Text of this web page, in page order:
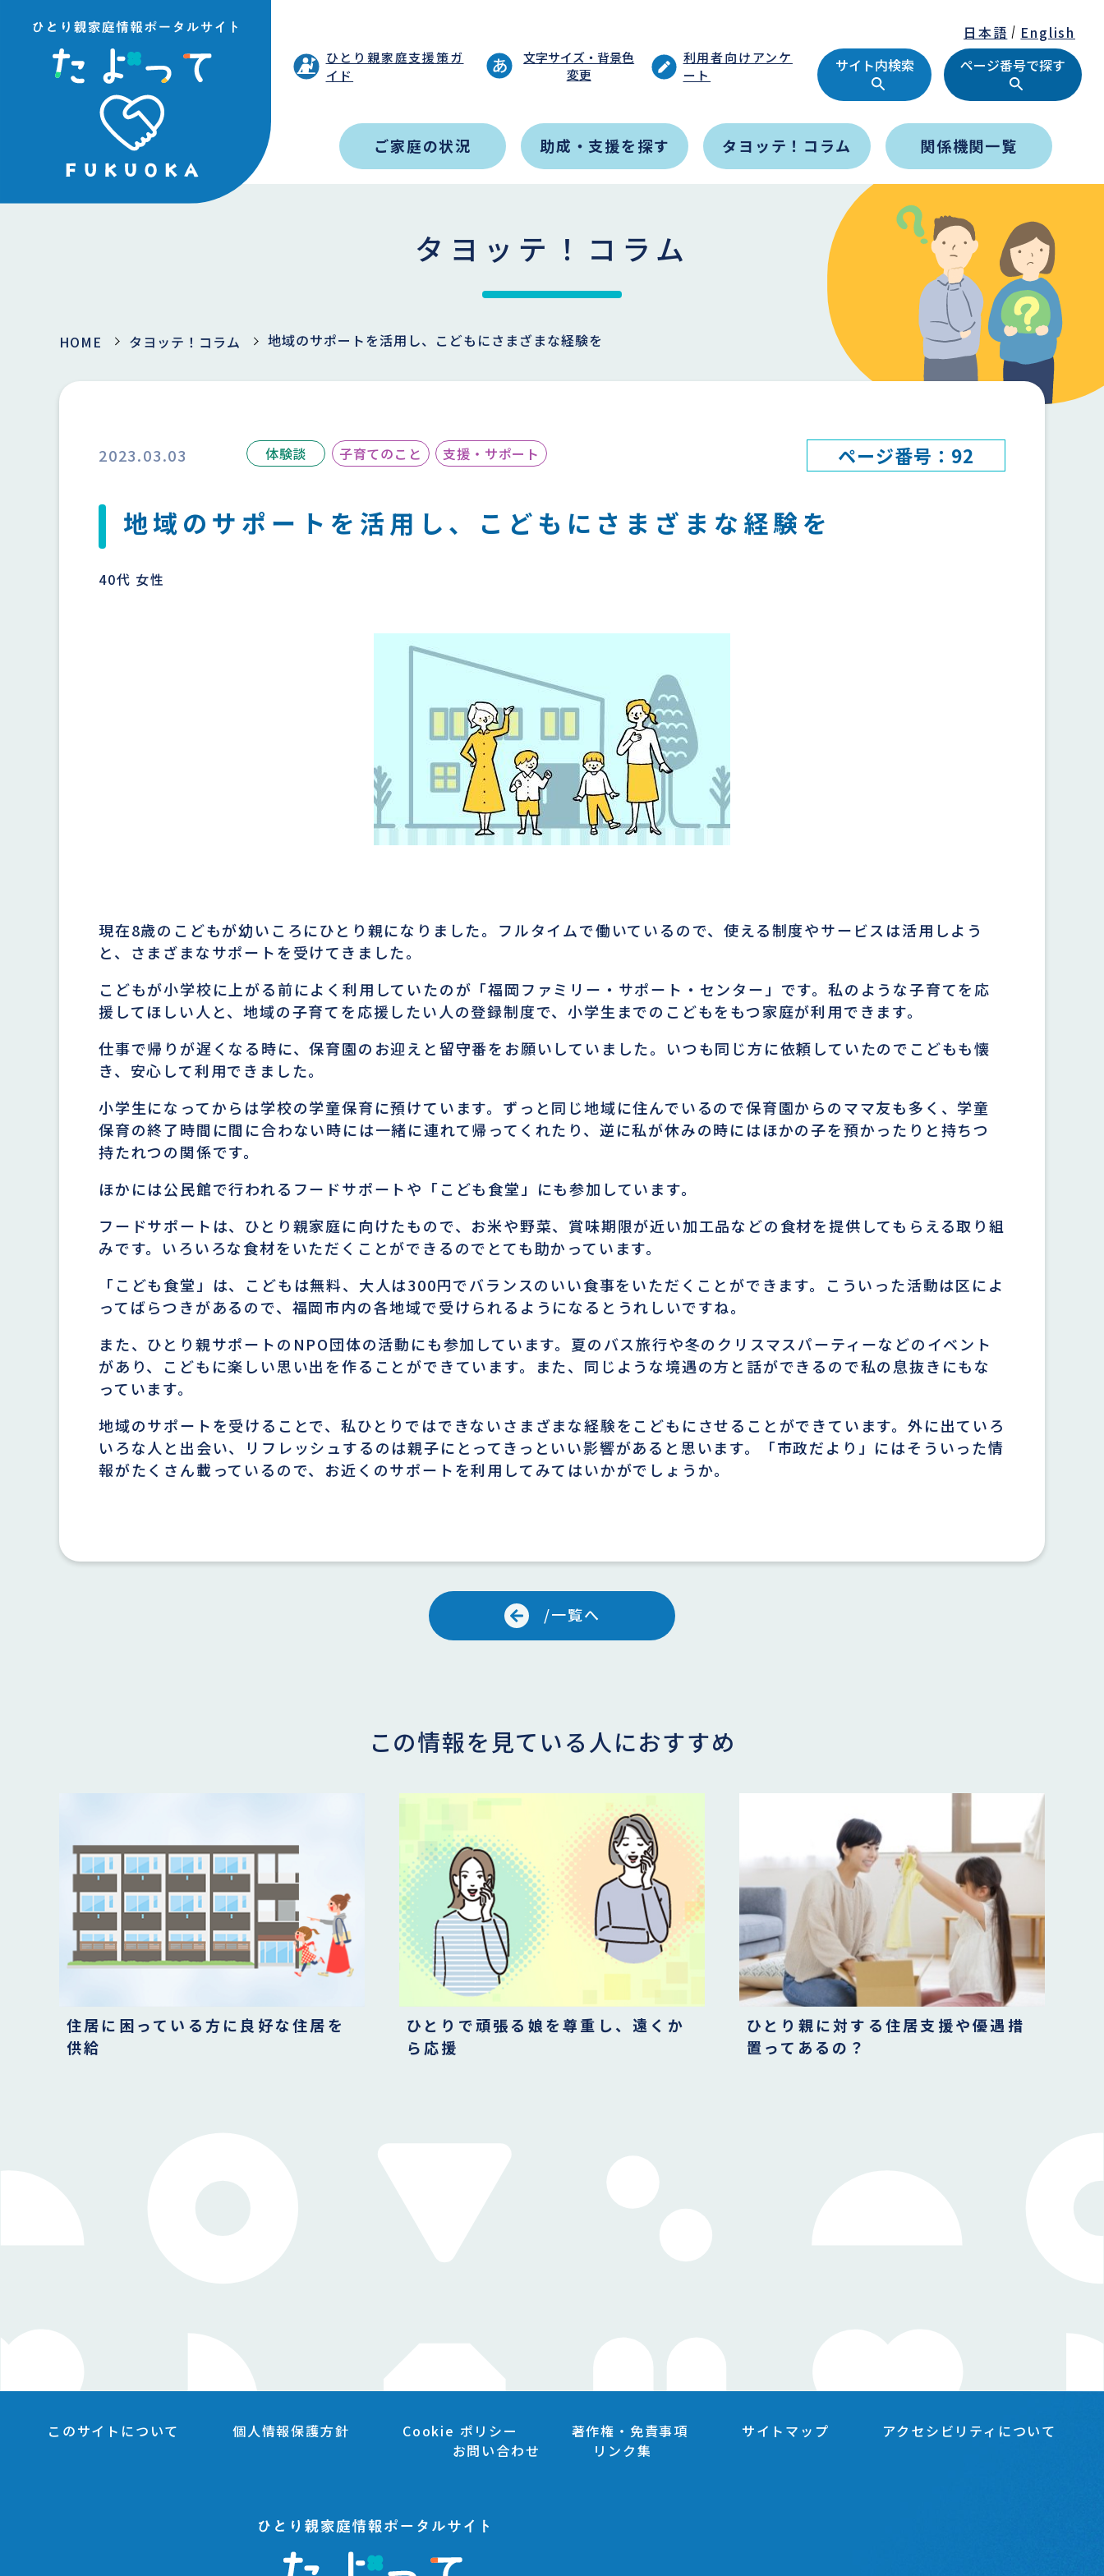
日本語 English
ひとり親家庭支援策ガ
イド
文字サイズ・背景色
変更
利用者向けアンケ
ート
サイト内検索 ページ番号で探す
ご家庭の状況 助成・支援を探す タヨッテ！コラム 関係機関一覧
タヨッテ！コラム
HOME タヨッテ！コラム 地域のサポートを活用し、こどもにさまざまな経験を
2023.03.03 体験談 子育てのこと 支援・サポート ページ番号：92
地域のサポートを活用し、こどもにさまざまな経験を
40代 女性
現在8歳のこどもが幼いころにひとり親になりました。フルタイムで働いているので、使える制度やサービスは活用しよう
と、さまざまなサポートを受けてきました。
こどもが小学校に上がる前によく利用していたのが「福岡ファミリー・サポート・センター」です。私のような子育てを応
援してほしい人と、地域の子育てを応援したい人の登録制度で、小学生までのこどもをもつ家庭が利用できます。
仕事で帰りが遅くなる時に、保育園のお迎えと留守番をお願いしていました。いつも同じ方に依頼していたのでこどもも懐
き、安心して利用できました。
小学生になってからは学校の学童保育に預けています。ずっと同じ地域に住んでいるので保育園からのママ友も多く、学童
保育の終了時間に間に合わない時には一緒に連れて帰ってくれたり、逆に私が休みの時にはほかの子を預かったりと持ちつ
持たれつの関係です。
ほかには公民館で行われるフードサポートや「こども食堂」にも参加しています。
フードサポートは、ひとり親家庭に向けたもので、お米や野菜、賞味期限が近い加工品などの食材を提供してもらえる取り組
みです。いろいろな食材をいただくことができるのでとても助かっています。
「こども食堂」は、こどもは無料、大人は300円でバランスのいい食事をいただくことができます。こういった活動は区によ
ってばらつきがあるので、福岡市内の各地域で受けられるようになるとうれしいですね。
また、ひとり親サポートのNPO団体の活動にも参加しています。夏のバス旅行や冬のクリスマスパーティーなどのイベント
があり、こどもに楽しい思い出を作ることができています。また、同じような境遇の方と話ができるので私の息抜きにもな
っています。
地域のサポートを受けることで、私ひとりではできないさまざまな経験をこどもにさせることができています。外に出ていろ
いろな人と出会い、リフレッシュするのは親子にとってきっといい影響があると思います。「市政だより」にはそういった情
報がたくさん載っているので、お近くのサポートを利用してみてはいかがでしょうか。
/一覧へ
この情報を見ている人におすすめ
住居に困っている方に良好な住居を
供給
ひとりで頑張る娘を尊重し、遠くか
ら応援
ひとり親に対する住居支援や優遇措
置ってあるの？
このサイトについて 個人情報保護方針 Cookie ポリシー 著作権・免責事項 サイトマップ
アクセシビリティについて
お問い合わせ
リンク集